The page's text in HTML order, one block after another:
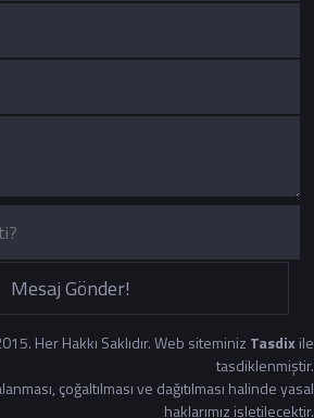
Mesaj Gönder!
Her Hakkı Saklıdır. Web siteminiz Tasdixile
tasdiklenmiştir.
çoğaltılması ve dağıtılması halinde yasal
haklarımız işletilecektir.